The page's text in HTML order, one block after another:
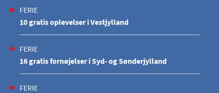
FERIE
10 gratis oplevelser i Vestjylland
FERIE
16 gratis fornøjelser i Syd- og Sønderjylland
FERIE